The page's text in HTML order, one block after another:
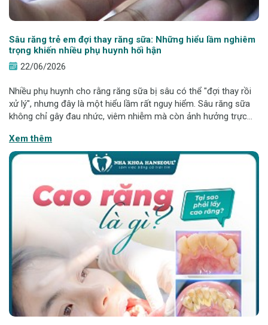
Sâu răng trẻ em đợi thay răng sữa: Những hiểu lầm nghiêm
trọng khiến nhiều phụ huynh hối hận
22/06/2026
Nhiều phụ huynh cho rằng răng sữa bị sâu có thể "đợi thay rồi
xử lý", nhưng đây là một hiểu lầm rất nguy hiểm. Sâu răng sữa
không chỉ gây đau nhức, viêm nhiễm mà còn ảnh hưởng trực
mẹ hiểu đúng để
Xem thêm